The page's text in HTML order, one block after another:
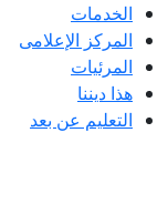
الخدمات
المركز الإعلامى
المرئيات
هذا ديننا
التعليم عن بعد